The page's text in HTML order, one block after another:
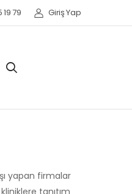
19 79 Giriş Yap
yapan firmalar
tanıtım